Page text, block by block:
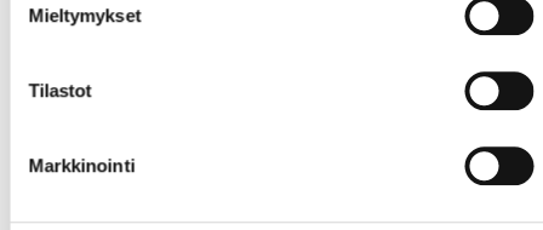
Mieltymykset
Tilastot
Markkinointi